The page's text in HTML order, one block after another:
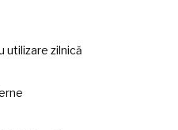
zilnică